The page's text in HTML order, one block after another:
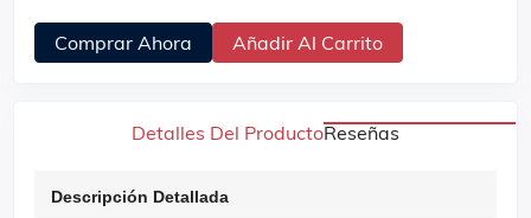
Comprar Ahora Añadir Al Carrito
Detalles Del ProductoReseñas
Descripción Detallada